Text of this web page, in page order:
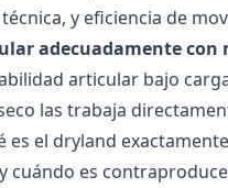
y eficiencia de
adecuadamente con
articular bajo
las trabaja
es el dryland
cuándo es